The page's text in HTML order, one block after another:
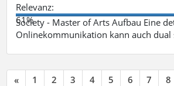
Relevanz:
61%
Society - Master of Arts Aufbau Eine
Onlinekommunikation kann auch
« 1 2 3 4 5 6 7 8